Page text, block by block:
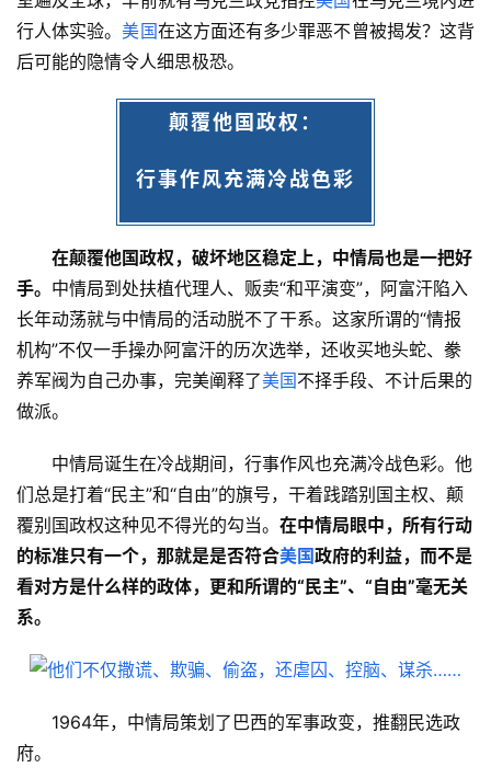
行人体实验。美国在这方面还有多少罪恶不曾被揭发？这背
后可能的隐情令人细思极恐。
颠覆他国政权：
行事作风充满冷战色彩
在颠覆他国政权，破坏地区稳定上，中情局也是一把好
手。 中情局到处扶植代理人、贩卖“和平演变”，阿富汗陷入
长年动荡就与中情局的活动脱不了干系。这家所谓的“情报
机构”不仅一手操办阿富汗的历次选举，还收买地头蛇、豢
养军阀为自己办事，完美阐释了美国不择手段、不计后果的
做派。
中情局诞生在冷战期间，行事作风也充满冷战色彩。他
们总是打着“民主”和“自由”的旗号，干着践踏别国主权、颠
覆别国政权这种见不得光的勾当。 在中情局眼中，所有行动
的标准只有一个，那就是是否符合美国政府的利益，而不是
看对方是什么样的政体，更和所谓的“民主”、“自由”毫无关
系。
1964年，中情局策划了巴西的军事政变，推翻民选政
府。